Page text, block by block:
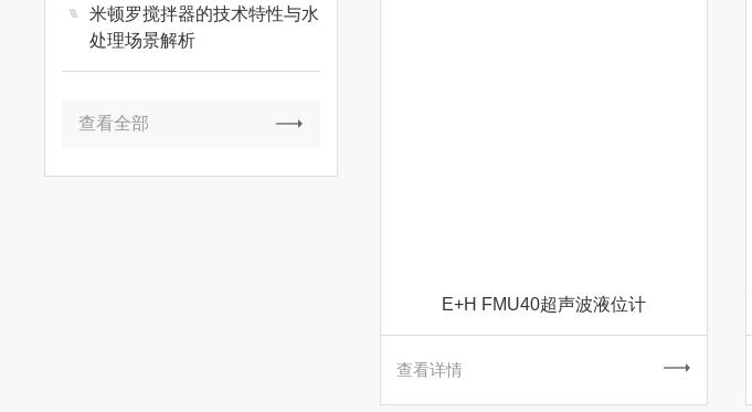
米顿罗搅拌器的技术特性与水
处理场景解析
查看全部
E+H FMU40超声波液位计
查看详情